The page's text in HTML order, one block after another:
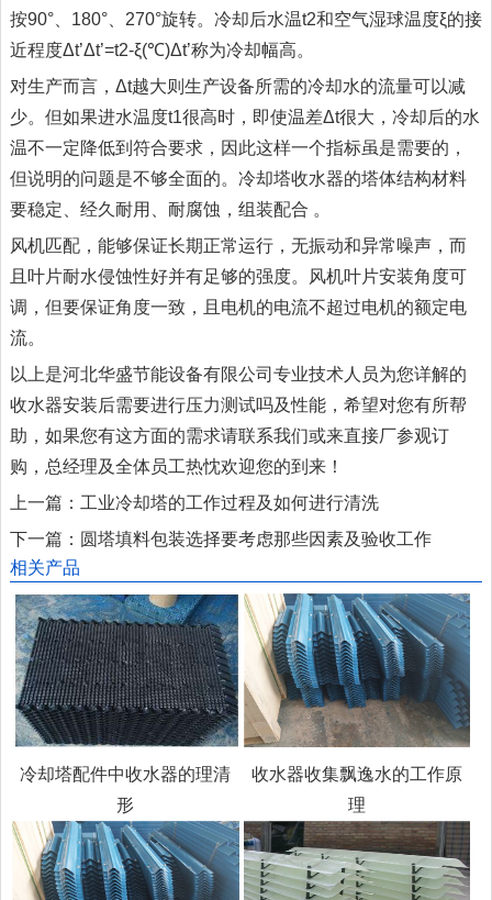
按90°、180°、270°旋转。冷却后水温t2和空气湿球温度ξ的接
近程度Δt’Δt’=t2-ξ(℃)Δt’称为冷却幅高。
对生产而言，Δt越大则生产设备所需的冷却水的流量可以减
少。但如果进水温度t1很高时，即使温差Δt很大，冷却后的水
温不一定降低到符合要求，因此这样一个指标虽是需要的，
但说明的问题是不够全面的。冷却塔收水器的塔体结构材料
要稳定、经久耐用、耐腐蚀，组装配合 。
风机匹配，能够保证长期正常运行，无振动和异常噪声，而
且叶片耐水侵蚀性好并有足够的强度。风机叶片安装角度可
调，但要保证角度一致，且电机的电流不超过电机的额定电
流。
以上是河北华盛节能设备有限公司专业技术人员为您详解的
收水器安装后需要进行压力测试吗及性能，希望对您有所帮
助，如果您有这方面的需求请联系我们或来直接厂参观订
购，总经理及全体员工热忱欢迎您的到来！
上一篇： 工业冷却塔的工作过程及如何进行清洗
下一篇： 圆塔填料包装选择要考虑那些因素及验收工作
相关产品
冷却塔配件中收水器的理清
形
收水器收集飘逸水的工作原
理